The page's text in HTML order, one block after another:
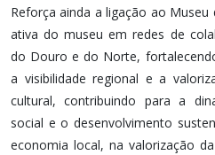
Reforça ainda a ligação ao
ativa do museu em redes de
do Douro e do Norte,
a visibilidade regional e a
cultural, contribuindo para a
social e o desenvolvimento
economia local, na valorização